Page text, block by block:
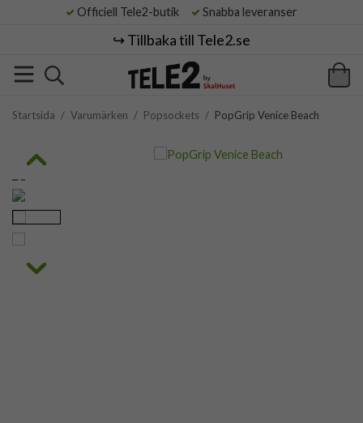
Officiell Tele2-butik Snabba leveranser
↪️ Tillbaka till Tele2.se
Startsida / Varumärken / Popsockets / PopGrip Venice Beach